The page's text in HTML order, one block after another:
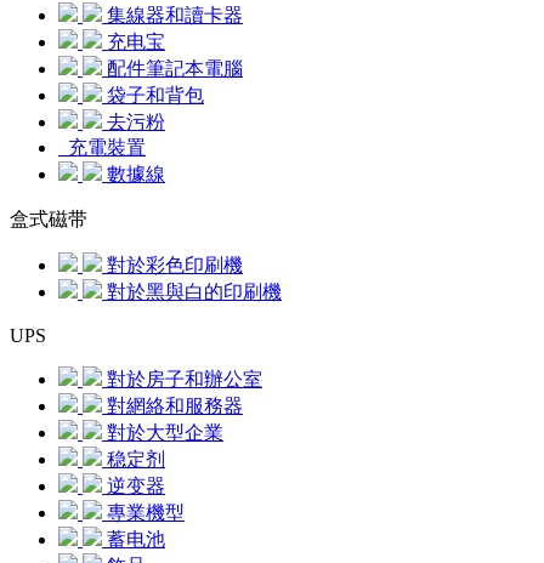
集線器和讀卡器
充电宝
配件筆記本電腦
袋子和背包
去污粉
充電裝置
數據線
盒式磁带
對於彩色印刷機
對於黑與白的印刷機
UPS
對於房子和辦公室
對網絡和服務器
對於大型企業
稳定剂
逆变器
專業機型
蓄电池